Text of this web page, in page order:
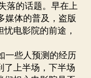
落的话题。早在上
媒体的普及，盗版
电影院的前途，
些人预测的经历
了上半场，下半场